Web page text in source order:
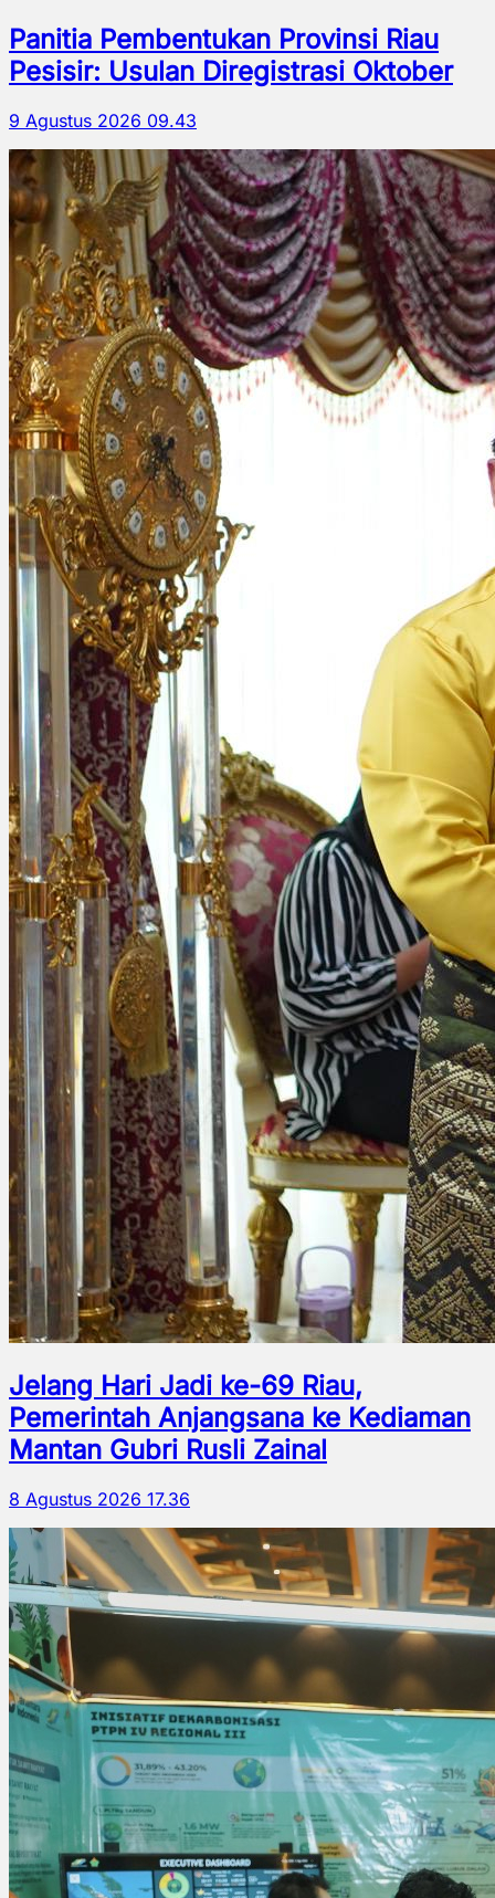
Panitia Pembentukan Provinsi Riau
Pesisir: Usulan Diregistrasi Oktober
9 Agustus 2026 09.43
Jelang Hari Jadi ke-69 Riau,
Pemerintah Anjangsana ke Kediaman
Mantan Gubri Rusli Zainal
8 Agustus 2026 17.36